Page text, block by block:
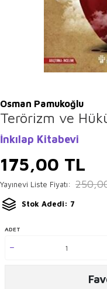
Osman Pamukoğlu
Terörizm ve
İnkılap Kitabevi
175,00 TL
Yayınevi Liste Fiyatı:
Stok Adedi: 7
ADET